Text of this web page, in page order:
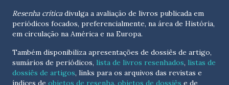
Resenha críticadivulga a avaliação de livros publicada em
periódicos focados, preferencialmente, na área de História,
em circulação na América e na Europa.
Também disponibiliza apresentações de dossiês de artigo,
sumários de periódicos, lista de livros resenhados, listas de
dossiês de artigos, links para os arquivos das revistas e
índices de objetos de resenha, objetos de dossiês e de